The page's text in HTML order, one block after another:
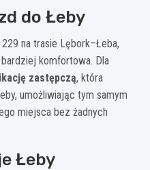
do Łeby
na trasie Lębork–Łeba,
komfortowa. Dla
zastępczą, która
umożliwiając tym samym
miejsca bez żadnych
Łeby